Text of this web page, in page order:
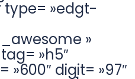
»edgt-
»
»h5″
digit= »97″